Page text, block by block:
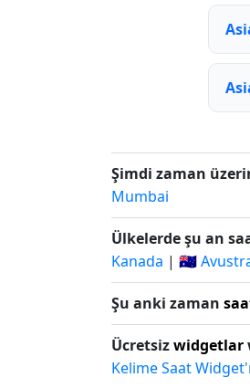
Şimdi zaman
Mumbai
Ülkelerde şu an
Kanada | 🇦🇺
Şu anki zaman
Ücretsizwidgetlar
Kelime Saat Widget'ı